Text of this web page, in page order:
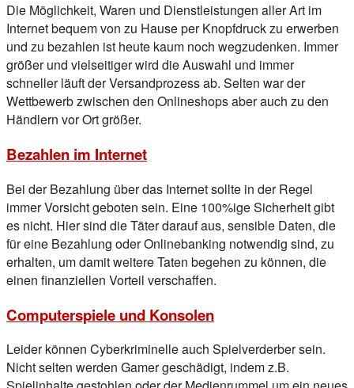
Die Möglichkeit, Waren und Dienstleistungen aller Art im
Internet bequem von zu Hause per Knopfdruck zu erwerben
und zu bezahlen ist heute kaum noch wegzudenken. Immer
größer und vielseitiger wird die Auswahl und immer
schneller läuft der Versandprozess ab. Selten war der
Wettbewerb zwischen den Onlineshops aber auch zu den
Händlern vor Ort größer.
Bezahlen im Internet
Bei der Bezahlung über das Internet sollte in der Regel
immer Vorsicht geboten sein. Eine 100%ige Sicherheit gibt
es nicht. Hier sind die Täter darauf aus, sensible Daten, die
für eine Bezahlung oder Onlinebanking notwendig sind, zu
erhalten, um damit weitere Taten begehen zu können, die
einen finanziellen Vorteil verschaffen.
Computerspiele und Konsolen
Leider können Cyberkriminelle auch Spielverderber sein.
Nicht selten werden Gamer geschädigt, indem z.B.